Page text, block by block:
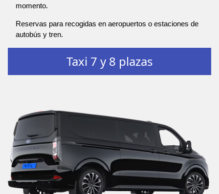
momento.
Reservas para recogidas en aeropuertos o estaciones de
autobús y tren.
Taxi 7 y 8 plazas